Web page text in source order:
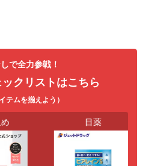
で全力参戦！
クリストはこちら
テムを揃えよう）
目薬